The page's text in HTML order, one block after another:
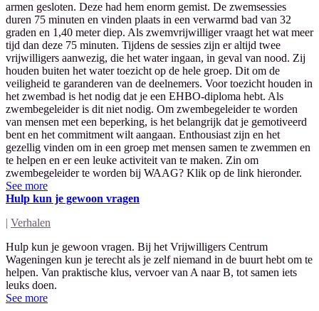
armen gesloten. Deze had hem enorm gemist. De zwemsessies
duren 75 minuten en vinden plaats in een verwarmd bad van 32
graden en 1,40 meter diep. Als zwemvrijwilliger vraagt het wat meer
tijd dan deze 75 minuten. Tijdens de sessies zijn er altijd twee
vrijwilligers aanwezig, die het water ingaan, in geval van nood. Zij
houden buiten het water toezicht op de hele groep. Dit om de
veiligheid te garanderen van de deelnemers. Voor toezicht houden in
het zwembad is het nodig dat je een EHBO-diploma hebt. Als
zwembegeleider is dit niet nodig. Om zwembegeleider te worden
van mensen met een beperking, is het belangrijk dat je gemotiveerd
bent en het commitment wilt aangaan. Enthousiast zijn en het
gezellig vinden om in een groep met mensen samen te zwemmen en
te helpen en er een leuke activiteit van te maken. Zin om
zwembegeleider te worden bij WAAG? Klik op de link hieronder.
See more
Hulp kun je gewoon vragen
| Verhalen
Hulp kun je gewoon vragen. Bij het Vrijwilligers Centrum
Wageningen kun je terecht als je zelf niemand in de buurt hebt om te
helpen. Van praktische klus, vervoer van A naar B, tot samen iets
leuks doen.
See more